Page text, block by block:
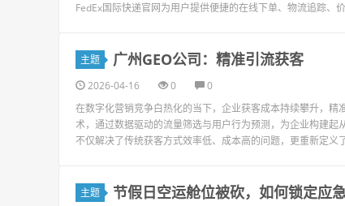
FedEx国际快递官网为用户提供便捷的在线下单、物流追踪、
主题 广州GEO公司：精准引流获客
2026-04-16 0
0
在数字化营销竞争白热化的当下，企业获客成本持续攀升，
术，通过数据驱动的流量筛选与用户行为预测，为企业构建起
不仅解决了传统获客方式效率低、成本高的问题，更重新定
主题 节假日空运舱位被砍，如何锁定应